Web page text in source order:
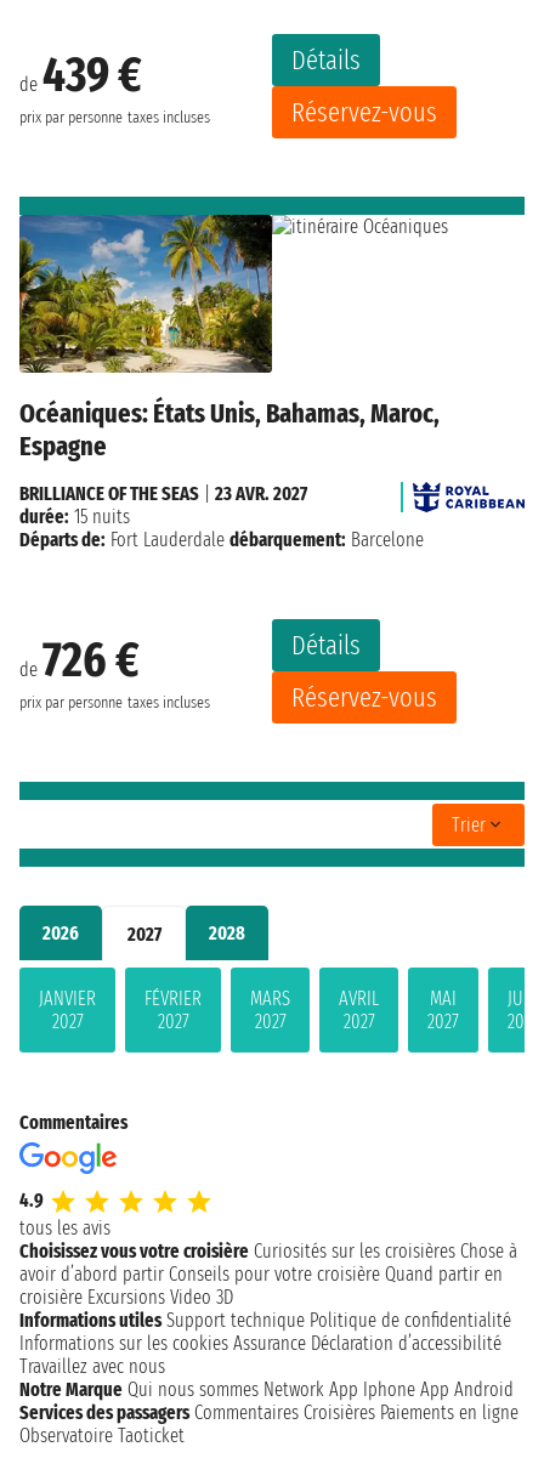
2026 2027 2028
JANVIER
2027
FÉVRIER
2027
MARS
2027
AVRIL
2027
MAI
2027
JUIN
2027
de 439 €
prix par personne taxes incluses
Détails
Réservez-vous
Océaniques: États Unis, Bahamas, Maroc,
Espagne
de 726 €
prix par personne taxes incluses
Détails
Réservez-vous
BRILLIANCE OF THE SEAS
23 AVR. 2027
durée: 15 nuits
Départs de: Fort Lauderdale débarquement: Barcelone
Trier
Commentaires
4.9
tous les avis
Choisissez vous votre croisière Curiosités sur les croisières Chose à
avoir d’abord partir Conseils pour votre croisière Quand partir en
croisière Excursions Video 3D
Informations utiles Support technique Politique de confidentialité
Informations sur les cookies Assurance Déclaration d’accessibilité
Travaillez avec nous
Notre Marque Qui nous sommes Network App Iphone App Android
Services des passagers Commentaires Croisières Paiements en ligne
Observatoire Taoticket